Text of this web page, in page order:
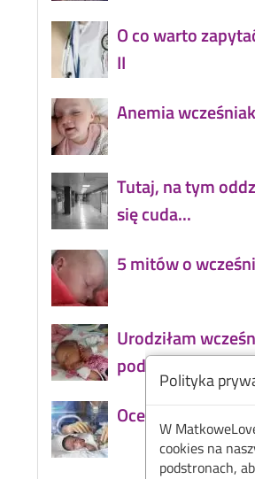
O co warto
II
Anemia
Tutaj, na tym
się cuda...
5 mitów o
Urodziłam
podczas pandemii
Ocena
Polityka
W
cookies na
podstronach,